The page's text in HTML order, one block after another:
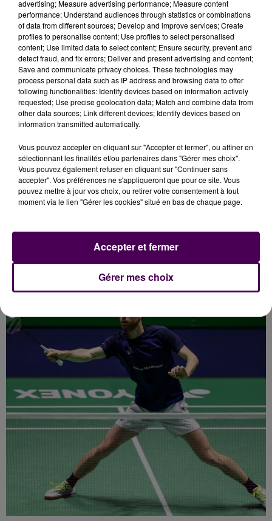
[PODCAST] L'ÉPISODE #29 DE "ROUGE ET BLEU" EST DISPONIBLE
Dunkerque ce vendredi 10 mai, match nul 2-2, pas le...
advertising; Measure advertising performance; Measure content
performance; Understand audiences through statistics or combinations
of data from different sources; Develop and improve services; Create
profiles to personalise content; Use profiles to select personalised
content; Use limited data to select content; Ensure security, prevent and
detect fraud, and fix errors; Deliver and present advertising and content;
Save and communicate privacy choices. These technologies may
process personal data such as IP address and browsing data to offer
following functionalities: Identify devices based on information actively
requested; Use precise geolocation data; Match and combine data from
other data sources; Link different devices; Identify devices based on
information transmitted automatically.
Vous pouvez accepter en cliquant sur "Accepter et fermer", ou affiner en
sélectionnant les finalités et/ou partenaires dans "Gérer mes choix".
Vous pouvez également refuser en cliquant sur "Continuer sans
accepter". Vos préférences ne s'appliqueront que pour ce site. Vous
pouvez mettre à jour vos choix, ou retirer votre consentement à tout
moment via le lien "Gérer les cookies" situé en bas de chaque page.
Gérer mes choix
Accepter et fermer